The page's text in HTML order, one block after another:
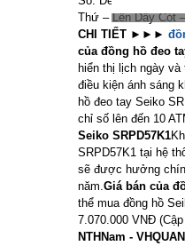
Thứ – Lên Dây Cót
CHI TIẾT ►►►
của đồng hồ đeo
hiển thị lịch ngày
điều kiện ánh sáng
hồ đeo tay Seiko
chỉ số lên đến 10
Seiko SRPD57K1
SRPD57K1 tại hệ
sẽ được hưởng
năm.Giá bán của
thể mua đồng hồ
7.070.000 VNĐ
NTHNam -